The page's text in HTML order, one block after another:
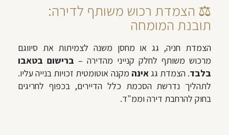
⚖️ הצמדת רכוש משותף לדירה:
תובנת המומחה
הצמדת חניה, גג או מחסן משנה לצמיתות את סיווגם
מרכוש משותף לחלק קנייני מהדירה – ברישום בטאבו
בלבד. הצמדת גגאינה מקנה אוטומטית זכויות בנייה עליו.
לתהליך נדרשת הסכמת כלל הדיירים, בכפוף לחריגים
בחוק להרחבת דירה וממ"ד.